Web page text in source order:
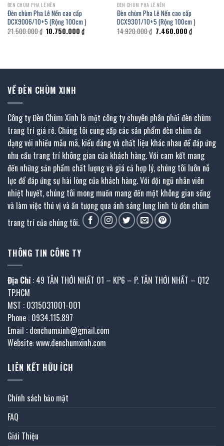
ĐÈN CHÙM PHA LÊ NẾN
Đèn chùm Pha Lê Nến cao cấp
DCX9006/10+5 (Rộng 100cm )
21.500.000₫ Giá
gốc
10.750.000 ₫Giá
hiện
ĐÈN CHÙM PHA LÊ NẾN
Đèn chùm Pha Lê Nến cao cấp
DCX9301/10+5 (Rộng 100cm )
14.920.000₫ Giá
gốc
7.460.000 ₫Giá
hiện
VỀ ĐÈN CHÙM XINH
Công ty Đèn Chùm Xinh là một công ty chuyên phân phối đèn chùm
trang trí giá rẻ. Chúng tôi cung cấp các sản phẩm đèn chùm đa
dạng với nhiều mẫu mã, kiểu dáng và chất liệu khác nhau để đáp ứng
nhu cầu trang trí không gian của khách hàng. Với cam kết mang
đến những sản phẩm chất lượng và giá cả hợp lý, chúng tôi luôn nỗ
lực để đáp ứng sự hài lòng của khách hàng. Với đội ngũ nhân viên
nhiệt huyết, chúng tôi mong muốn mang đến một không gian sống
và làm việc thú vị và ấn tượng qua ánh sáng lung linh từ đèn chùm
trang trí của chúng tôi.
THÔNG TIN CÔNG TY
Địa Chỉ : 49 TÂN THỚI NHẤT 01 – KP6 – P. TÂN THỚI NHẤT – Q12
TP.HCM
MST : 0315031001-001
Phone : 0934.115.897
Email : denchumxinh@gmail.com
Website: www.denchumxinh.com
LIÊN KẾT HỮU ÍCH
Chính sách bảo mật
FAQ
Giới Thiệu